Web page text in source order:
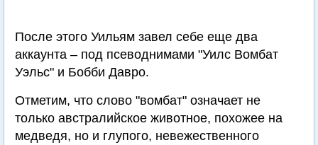
После этого Уильям завел себе еще два
аккаунта – под псеводнимами "Уилс Вомбат
Уэльс" и Бобби Давро.
Отметим, что слово "вомбат" означает не
только австралийское животное, похожее на
медведя, но и глупого, невежественного